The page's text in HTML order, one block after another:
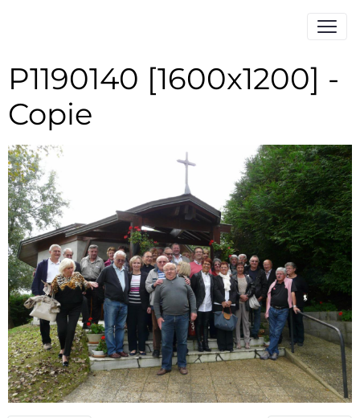
P1190140 [1600x1200] -
Copie